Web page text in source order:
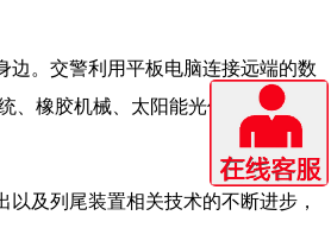
。交警利用平板电脑连接远端的数
橡胶机械、太阳能光伏、监控系
及列尾装置相关技术的不断进步，